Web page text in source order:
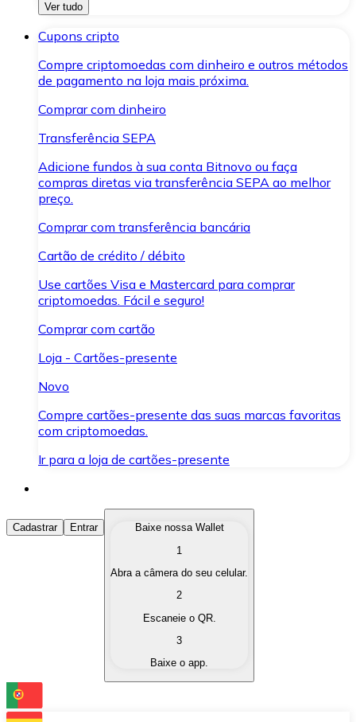
Ver tudo
Cupons cripto
Compre criptomoedas com dinheiro e outros métodos
de pagamento na loja mais próxima.
Comprar com dinheiro
Transferência SEPA
Adicione fundos à sua conta Bitnovo ou faça
compras diretas via transferência SEPA ao melhor
preço.
Comprar com transferência bancária
Cartão de crédito / débito
Use cartões Visa e Mastercard para comprar
criptomoedas. Fácil e seguro!
Comprar com cartão
Loja - Cartões-presente
Novo
Compre cartões-presente das suas marcas favoritas
com criptomoedas.
Ir para a loja de cartões-presente
Comprar Criptomoedas
Compre as criptomoedas de seu interesse de forma
Converta suas criptomoedas em moeda fiduciária
Troque uma criptomoeda por outra
Cadastrar Entrar
Baixe nossa Wallet
1
Abra a câmera do seu celular.
2
Escaneie o QR.
3
Baixe o app.